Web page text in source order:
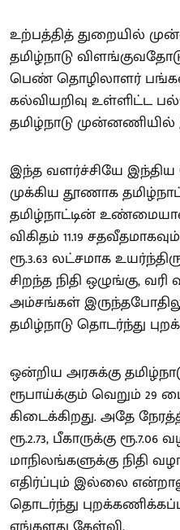
உற்பத்தித் துறையில்
தமிழ்நாடு
பெண் தொழிலாளர்
கல்வியறிவு உள்ளிட்ட
தமிழ்நாடு முன்னணியில்
இந்த வளர்ச்சியே
முக்கிய தூணாக
தமிழ்நாட்டின்
விகிதம் 11.19
ரூ.3.63 லட்சமாக
சிறந்த நிதி ஒழுங்கு,
அம்சங்கள்
தமிழ்நாடு தொடர்ந்து
ஒன்றிய அரசுக்கு
ரூபாய்க்கும் வெறும் 29
கிடைக்கிறது. அதே
ரூ.2.73, பீகாருக்கு
மாநிலங்களுக்கு நிதி
எதிர்ப்பும் இல்லை
தொடர்ந்து